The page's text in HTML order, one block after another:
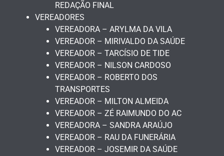
REDAÇÃO FINAL
VEREADORES
VEREADORA – ARYLMA DA VILA
VEREADOR – MIRIVALDO DA SAÚDE
VEREADOR – TARCÍSIO DE TIDE
VEREADOR – NILSON CARDOSO
VEREADOR – ROBERTO DOS
TRANSPORTES
VEREADOR – MILTON ALMEIDA
VEREADOR – ZÉ RAIMUNDO DO AC
VEREADORA – SANDRA ARAÚJO
VEREADOR – RAU DA FUNERÁRIA
VEREADOR – JOSEMIR DA SAÚDE